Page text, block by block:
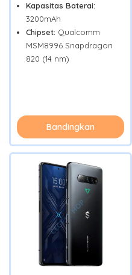
Kapasitas Baterai:
3200mAh
Chipset: Qualcomm
MSM8996 Snapdragon
820 (14 nm)
Bandingkan